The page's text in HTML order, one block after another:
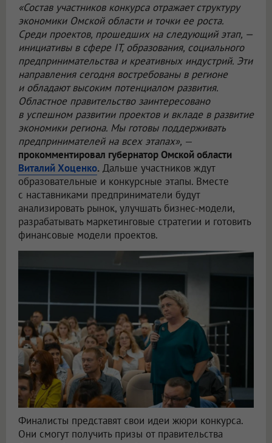
«Состав участников конкурса отражает структуру
экономики Омской области и точки ее роста.
Среди проектов, прошедших на следующий этап, —
инициативы в сфере IT, образования, социального
предпринимательства и креативных индустрий. Эти
направления сегодня востребованы в регионе
и обладают высоким потенциалом развития.
Областное правительство заинтересовано
в успешном развитии проектов и вкладе в развитие
экономики региона. Мы готовы поддерживать
предпринимателей на всех этапах», —
прокомментировал губернатор Омской области
Виталий Хоценко. Дальше участников ждут
образовательные и конкурсные этапы. Вместе
с наставниками предприниматели будут
анализировать рынок, улучшать бизнес-модели,
разрабатывать маркетинговые стратегии и готовить
финансовые модели проектов.
Финалисты представят свои идеи жюри конкурса.
Они смогут получить призы от правительства